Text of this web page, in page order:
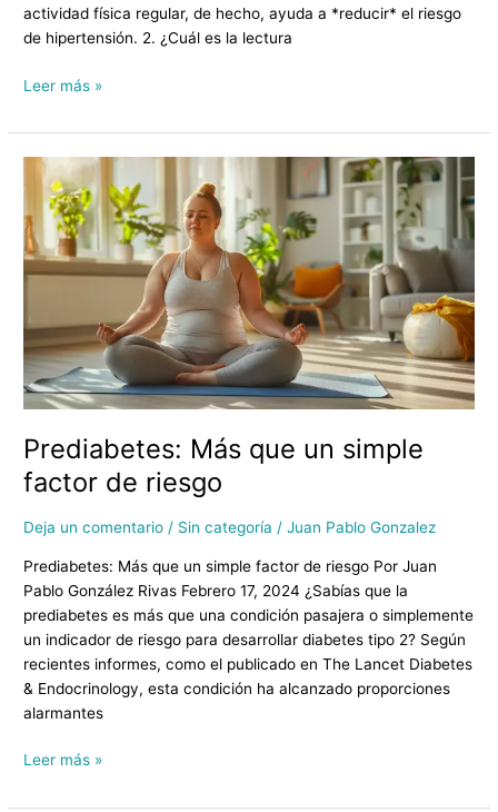
actividad física regular, de hecho, ayuda a *reducir* el riesgo
de hipertensión. 2. ¿Cuál es la lectura
Leer más »
Prediabetes: Más que un simple
factor de riesgo
Deja un comentario / Sin categoría /Juan Pablo Gonzalez
Prediabetes: Más que un simple factor de riesgo Por Juan
Pablo González Rivas Febrero 17, 2024 ¿Sabías que la
prediabetes es más que una condición pasajera o simplemente
un indicador de riesgo para desarrollar diabetes tipo 2? Según
recientes informes, como el publicado en The Lancet Diabetes
& Endocrinology, esta condición ha alcanzado proporciones
alarmantes
Prediabetes:
Más
que
un
simple
riesgo
Leer más »